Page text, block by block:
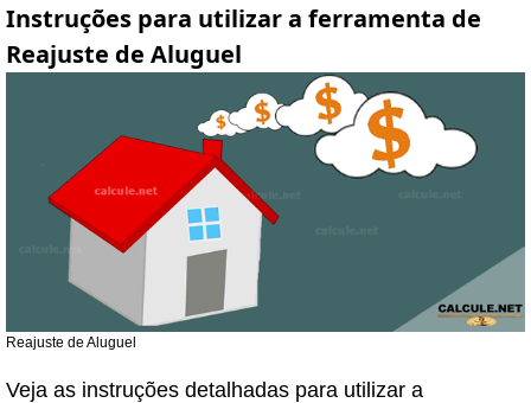
Instruções para utilizar a ferramenta de
Reajuste de Aluguel
Reajuste de Aluguel
Veja as instruções detalhadas para utilizar a